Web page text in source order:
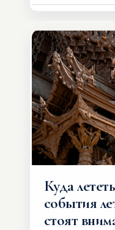
возможности
значительно
и Африка —
способен
формат
Куда
события
стоят